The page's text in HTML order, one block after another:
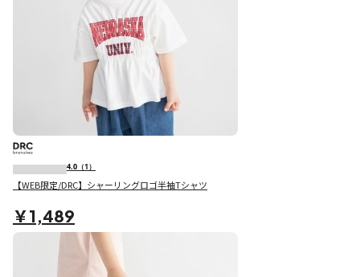
4.0 （1）
【WEB限定/DRC】シャーリングロゴ半袖Tシャツ
￥1,489